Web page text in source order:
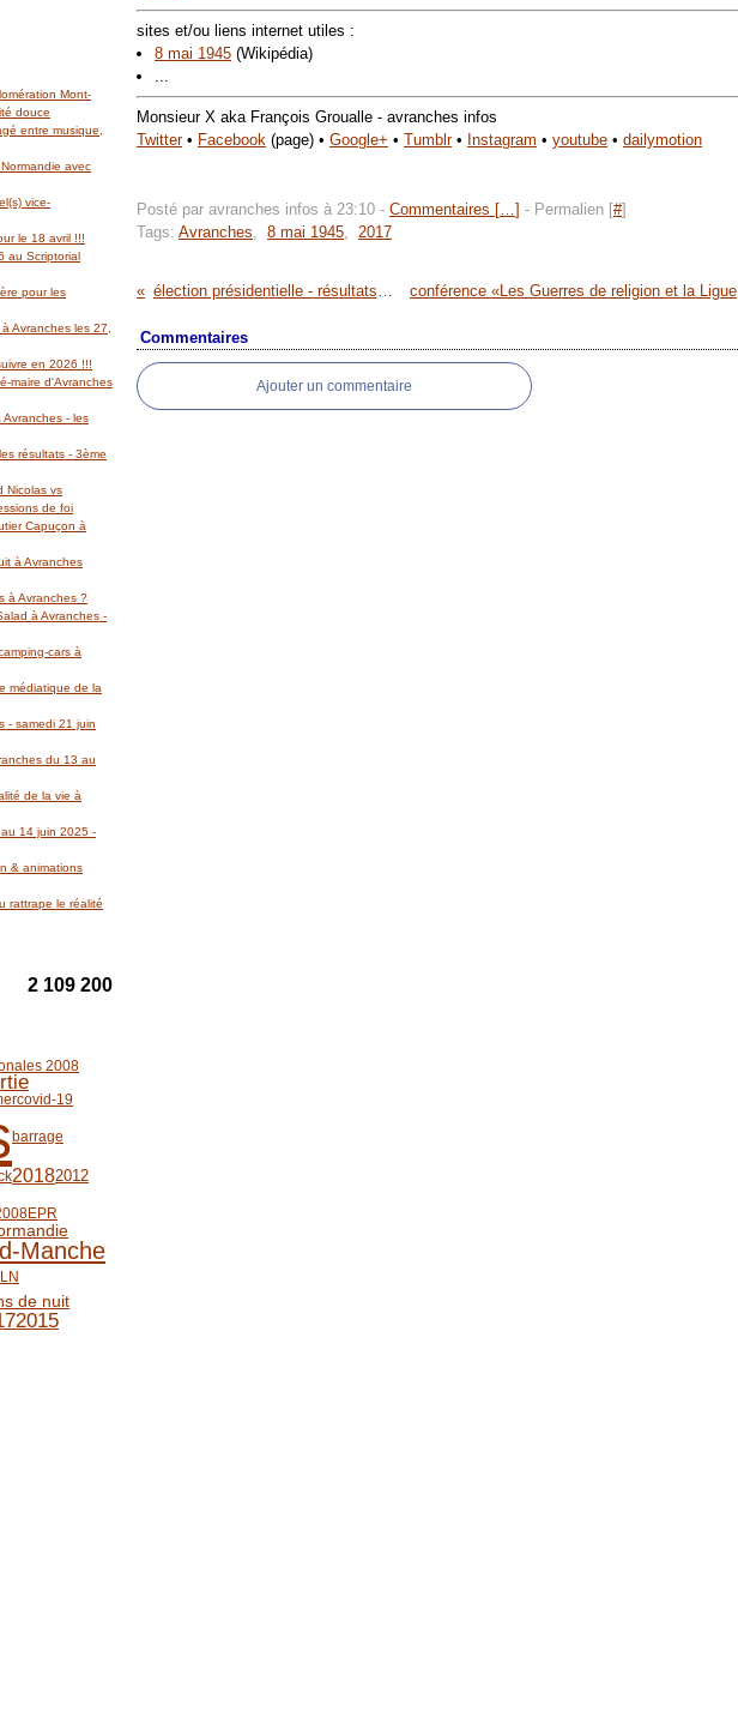
Mont-
douce
entre musique,
avec
vice-
le 18 avril !!!
au Scriptorial
pour les
Avranches les 27,
en 2026 !!!
maire d'Avranches
- les
résultats - 3ème
Nicolas vs
de foi
Capuçon à
à Avranches
à Avranches ?
à Avranches -
cars à
médiatique de la
- samedi 21 juin
du 13 au
de la vie à
14 juin 2025 -
& animations
rattrape le réalité
2 109 200
2008
covid-19
barrage
20182012
EPR
Manche
de nuit
2015
sites et/ou liens internet utiles :
8 mai 1945 (Wikipédia)
...
Monsieur X aka François Groualle - avranches infos
Twitter• Facebook (page) • Google+ • Tumblr• Instagram • youtube • dailymotion
Posté par avranches infos à 23:10 - Commentaires […] - Permalien [#]
Tags: Avranches, 8 mai 1945, 2017
élection présidentielle - résultats du second tour dimanche 7 mai 2017 à Avranches
Commentaires
Ajouter un commentaire